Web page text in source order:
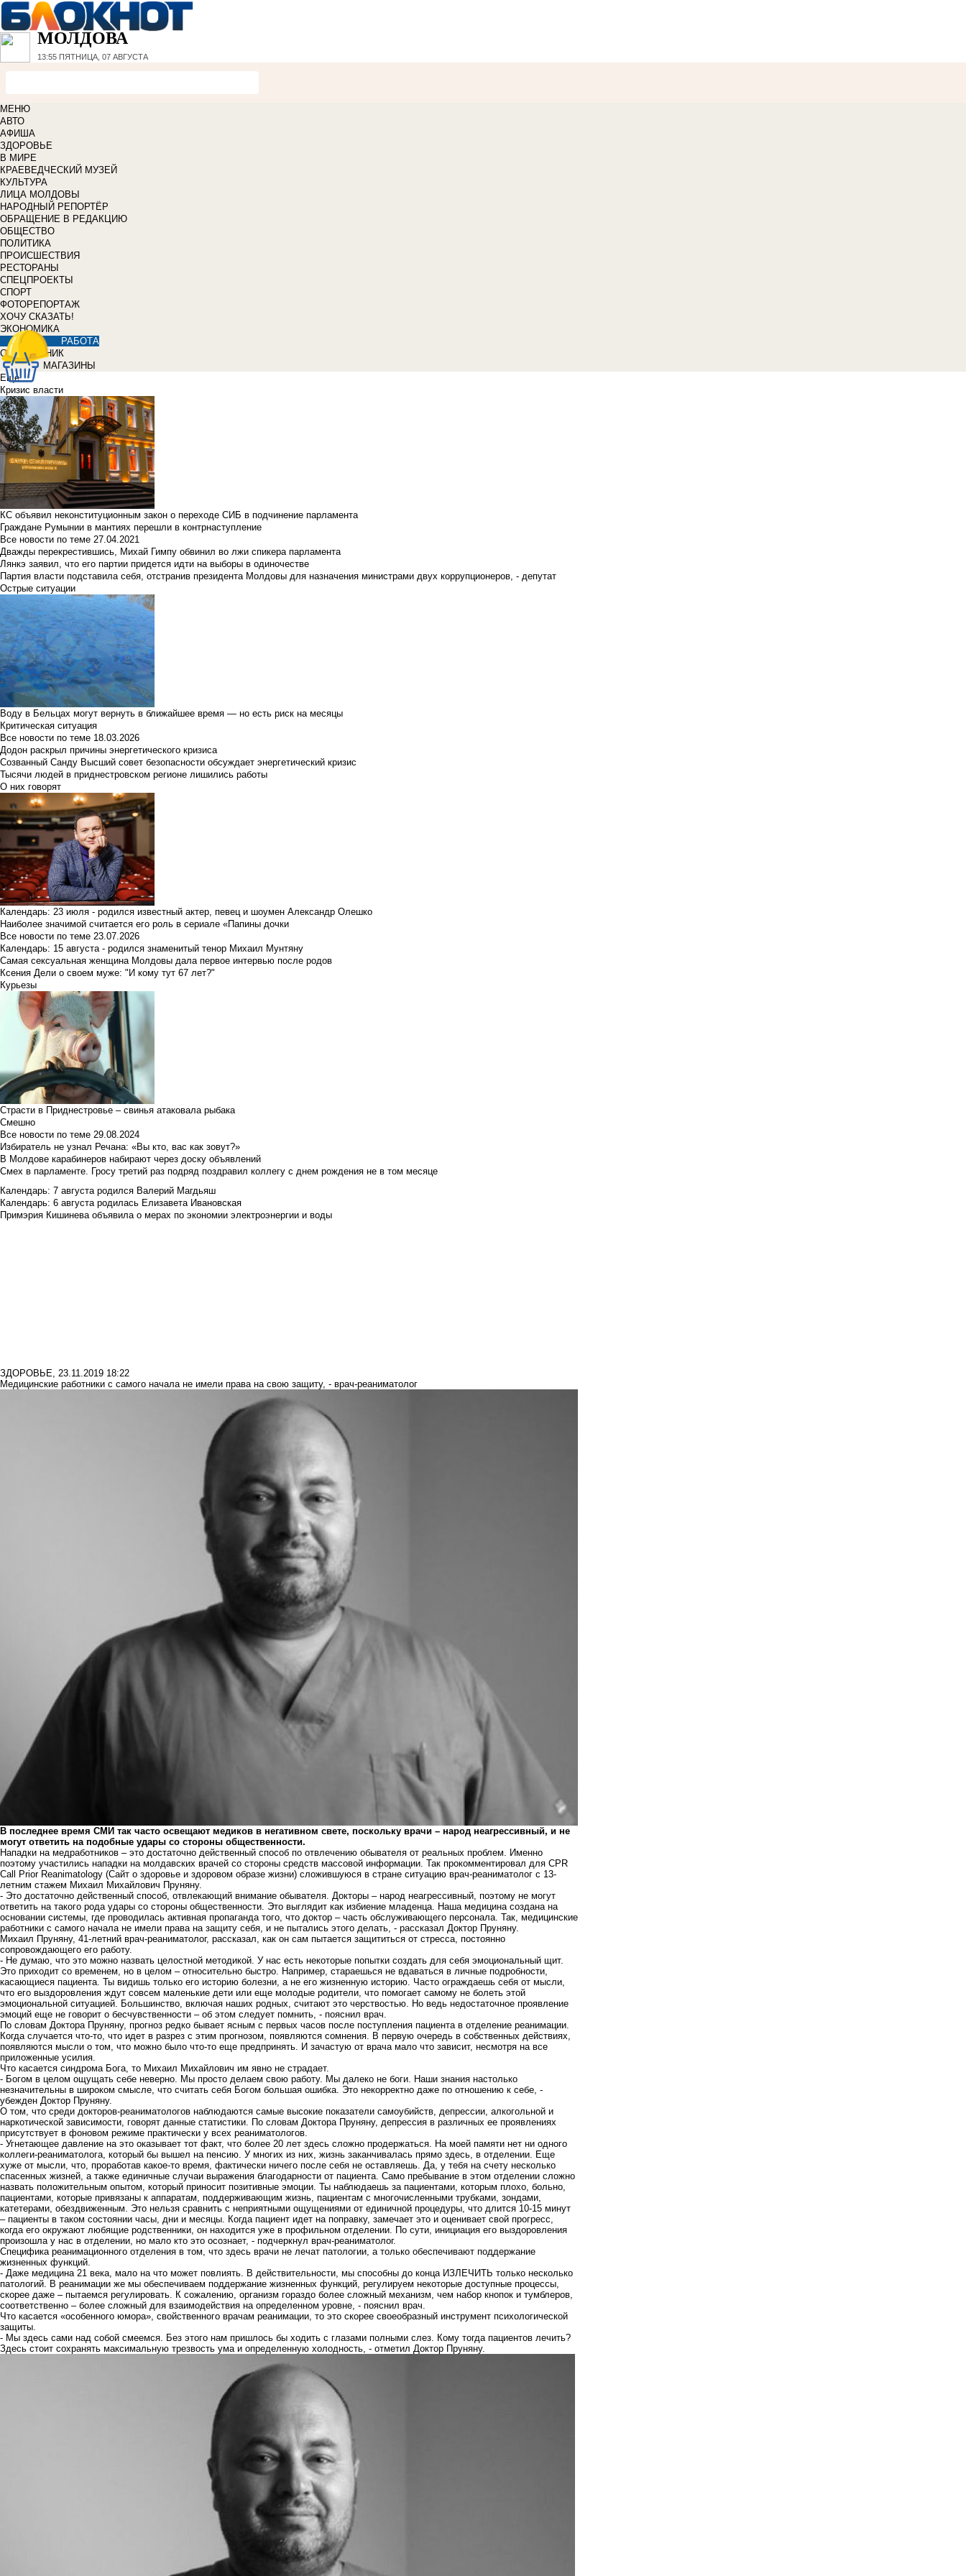
МОЛДОВА
13:55 ПЯТНИЦА, 07 АВГУСТА
МЕНЮ
АВТО
АФИША
ЗДОРОВЬЕ
В МИРЕ
КРАЕВЕДЧЕСКИЙ МУЗЕЙ
КУЛЬТУРА
ЛИЦА МОЛДОВЫ
НАРОДНЫЙ РЕПОРТЁР
ОБРАЩЕНИЕ В РЕДАКЦИЮ
ОБЩЕСТВО
ПОЛИТИКА
ПРОИСШЕСТВИЯ
РЕСТОРАНЫ
СПЕЦПРОЕКТЫ
СПОРТ
ФОТОРЕПОРТАЖ
ХОЧУ СКАЗАТЬ!
ЭКОНОМИКА
РАБОТА
СПРАВОЧНИК
МАГАЗИНЫ
Еще
Кризис власти
КС объявил неконституционным закон о переходе СИБ в подчинение парламента
Граждане Румынии в мантиях перешли в контрнаступление
Все новости по теме 27.04.2021
Дважды перекрестившись, Михай Гимпу обвинил во лжи спикера парламента
Лянкэ заявил, что его партии придется идти на выборы в одиночестве
Партия власти подставила себя, отстранив президента Молдовы для назначения министрами двух коррупционеров, - депутат
Острые ситуации
Воду в Бельцах могут вернуть в ближайшее время — но есть риск на месяцы
Критическая ситуация
Все новости по теме 18.03.2026
Додон раскрыл причины энергетического кризиса
Созванный Санду Высший совет безопасности обсуждает энергетический кризис
Тысячи людей в приднестровском регионе лишились работы
О них говорят
Календарь: 23 июля - родился известный актер, певец и шоумен Александр Олешко
Наиболее значимой считается его роль в сериале «Папины дочки
Все новости по теме 23.07.2026
Календарь: 15 августа - родился знаменитый тенор Михаил Мунтяну
Самая сексуальная женщина Молдовы дала первое интервью после родов
Ксения Дели о своем муже: "И кому тут 67 лет?"
Курьезы
Страсти в Приднестровье – свинья атаковала рыбака
Смешно
Все новости по теме 29.08.2024
Избиратель не узнал Речана: «Вы кто, вас как зовут?»
В Молдове карабинеров набирают через доску объявлений
Смех в парламенте. Гросу третий раз подряд поздравил коллегу с днем рождения не в том месяце
Календарь: 7 августа родился Валерий Магдьяш
Календарь: 6 августа родилась Елизавета Ивановская
Примэрия Кишинева объявила о мерах по экономии электроэнергии и воды
ЗДОРОВЬЕ, 23.11.2019 18:22
Медицинские работники с самого начала не имели права на свою защиту, - врач-реаниматолог
В последнее время СМИ так часто освещают медиков в негативном свете, поскольку врачи – народ неагрессивный, и не
могут ответить на подобные удары со стороны общественности.
Нападки на медработников – это достаточно действенный способ по отвлечению обывателя от реальных проблем. Именно
поэтому участились нападки на молдавских врачей со стороны средств массовой информации. Так прокомментировал для CPR
Call Prior Reanimatology (Сайт о здоровье и здоровом образе жизни) сложившуюся в стране ситуацию врач-реаниматолог с 13-
летним стажем Михаил Михайлович Пруняну.
- Это достаточно действенный способ, отвлекающий внимание обывателя. Докторы – народ неагрессивный, поэтому не могут
ответить на такого рода удары со стороны общественности. Это выглядит как избиение младенца. Наша медицина создана на
основании системы, где проводилась активная пропаганда того, что доктор – часть обслуживающего персонала. Так, медицинские
работники с самого начала не имели права на защиту себя, и не пытались этого делать, - рассказал Доктор Пруняну.
Михаил Пруняну, 41-летний врач-реаниматолог, рассказал, как он сам пытается защититься от стресса, постоянно
сопровождающего его работу.
- Не думаю, что это можно назвать целостной методикой. У нас есть некоторые попытки создать для себя эмоциональный щит.
Это приходит со временем, но в целом – относительно быстро. Например, стараешься не вдаваться в личные подробности,
касающиеся пациента. Ты видишь только его историю болезни, а не его жизненную историю. Часто ограждаешь себя от мысли,
что его выздоровления ждут совсем маленькие дети или еще молодые родители, что помогает самому не болеть этой
эмоциональной ситуацией. Большинство, включая наших родных, считают это черствостью. Но ведь недостаточное проявление
эмоций еще не говорит о бесчувственности – об этом следует помнить, - пояснил врач.
По словам Доктора Пруняну, прогноз редко бывает ясным с первых часов после поступления пациента в отделение реанимации.
Когда случается что-то, что идет в разрез с этим прогнозом, появляются сомнения. В первую очередь в собственных действиях,
появляются мысли о том, что можно было что-то еще предпринять. И зачастую от врача мало что зависит, несмотря на все
приложенные усилия.
Что касается синдрома Бога, то Михаил Михайлович им явно не страдает.
- Богом в целом ощущать себе неверно. Мы просто делаем свою работу. Мы далеко не боги. Наши знания настолько
незначительны в широком смысле, что считать себя Богом большая ошибка. Это некорректно даже по отношению к себе, -
убежден Доктор Пруняну.
О том, что среди докторов-реаниматологов наблюдаются самые высокие показатели самоубийств, депрессии, алкогольной и
наркотической зависимости, говорят данные статистики. По словам Доктора Пруняну, депрессия в различных ее проявлениях
присутствует в фоновом режиме практически у всех реаниматологов.
- Угнетающее давление на это оказывает тот факт, что более 20 лет здесь сложно продержаться. На моей памяти нет ни одного
коллеги-реаниматолога, который бы вышел на пенсию. У многих из них, жизнь заканчивалась прямо здесь, в отделении. Еще
хуже от мысли, что, проработав какое-то время, фактически ничего после себя не оставляешь. Да, у тебя на счету несколько
спасенных жизней, а также единичные случаи выражения благодарности от пациента. Само пребывание в этом отделении сложно
назвать положительным опытом, который приносит позитивные эмоции. Ты наблюдаешь за пациентами, которым плохо, больно,
пациентами, которые привязаны к аппаратам, поддерживающим жизнь, пациентам с многочисленными трубками, зондами,
катетерами, обездвиженным. Это нельзя сравнить с неприятными ощущениями от единичной процедуры, что длится 10-15 минут
– пациенты в таком состоянии часы, дни и месяцы. Когда пациент идет на поправку, замечает это и оценивает свой прогресс,
когда его окружают любящие родственники, он находится уже в профильном отделении. По сути, инициация его выздоровления
произошла у нас в отделении, но мало кто это осознает, - подчеркнул врач-реаниматолог.
Специфика реанимационного отделения в том, что здесь врачи не лечат патологии, а только обеспечивают поддержание
жизненных функций.
- Даже медицина 21 века, мало на что может повлиять. В действительности, мы способны до конца ИЗЛЕЧИТЬ только несколько
патологий. В реанимации же мы обеспечиваем поддержание жизненных функций, регулируем некоторые доступные процессы,
скорее даже – пытаемся регулировать. К сожалению, организм гораздо более сложный механизм, чем набор кнопок и тумблеров,
соответственно – более сложный для взаимодействия на определенном уровне, - пояснил врач.
Что касается «особенного юмора», свойственного врачам реанимации, то это скорее своеобразный инструмент психологической
защиты.
- Мы здесь сами над собой смеемся. Без этого нам пришлось бы ходить с глазами полными слез. Кому тогда пациентов лечить?
Здесь стоит сохранять максимальную трезвость ума и определенную холодность, - отметил Доктор Пруняну.